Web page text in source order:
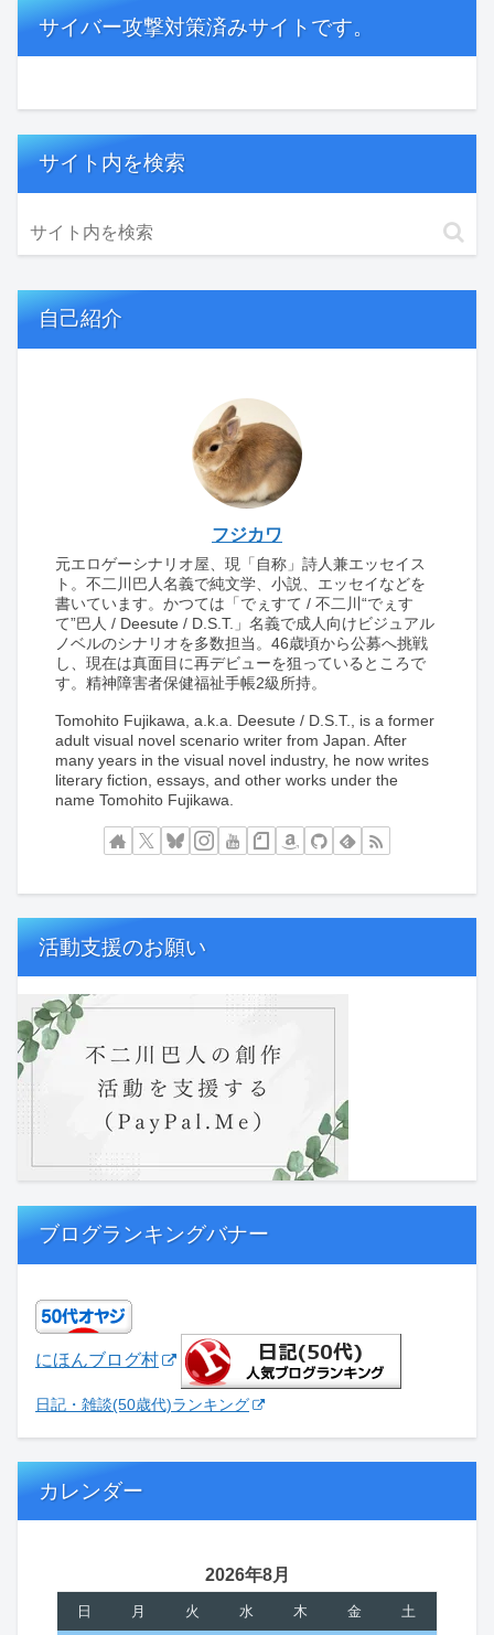
サイバー攻撃対策済みサイトです。
サイト内を検索
自己紹介
フジカワ
元エロゲーシナリオ屋、現「自称」詩人兼エッセイス
ト。不二川巴人名義で純文学、小説、エッセイなどを
書いています。かつては「でぇすて / 不二川“でぇす
て”巴人 / Deesute / D.S.T.」名義で成人向けビジュアル
ノベルのシナリオを多数担当。46歳頃から公募へ挑戦
し、現在は真面目に再デビューを狙っているところで
す。精神障害者保健福祉手帳2級所持。
Tomohito Fujikawa, a.k.a. Deesute / D.S.T., is a former
adult visual novel scenario writer from Japan. After
many years in the visual novel industry, he now writes
literary fiction, essays, and other works under the
name Tomohito Fujikawa.
活動支援のお願い
ブログランキングバナー
にほんブログ村
日記・雑談(50歳代)ランキング
カレンダー
2026年8月
日 月 火 水 木 金 土